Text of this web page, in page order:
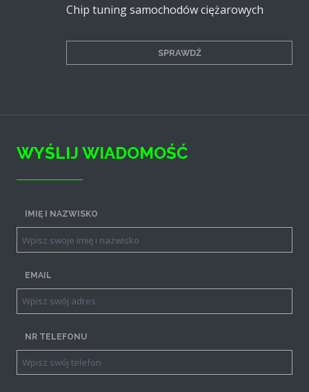
Chip tuning samocho­dów cięża­rowych
SPRAWDŹ
WYŚLIJ WIADOMOŚĆ
IMIĘ I NAZWISKO
EMAIL
NR TELEFONU